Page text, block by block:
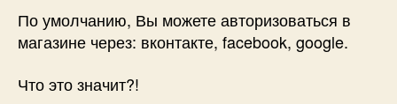
По умолчанию, Вы можете авторизоваться в
магазине через: вконтакте, facebook, google.
Что это значит?!